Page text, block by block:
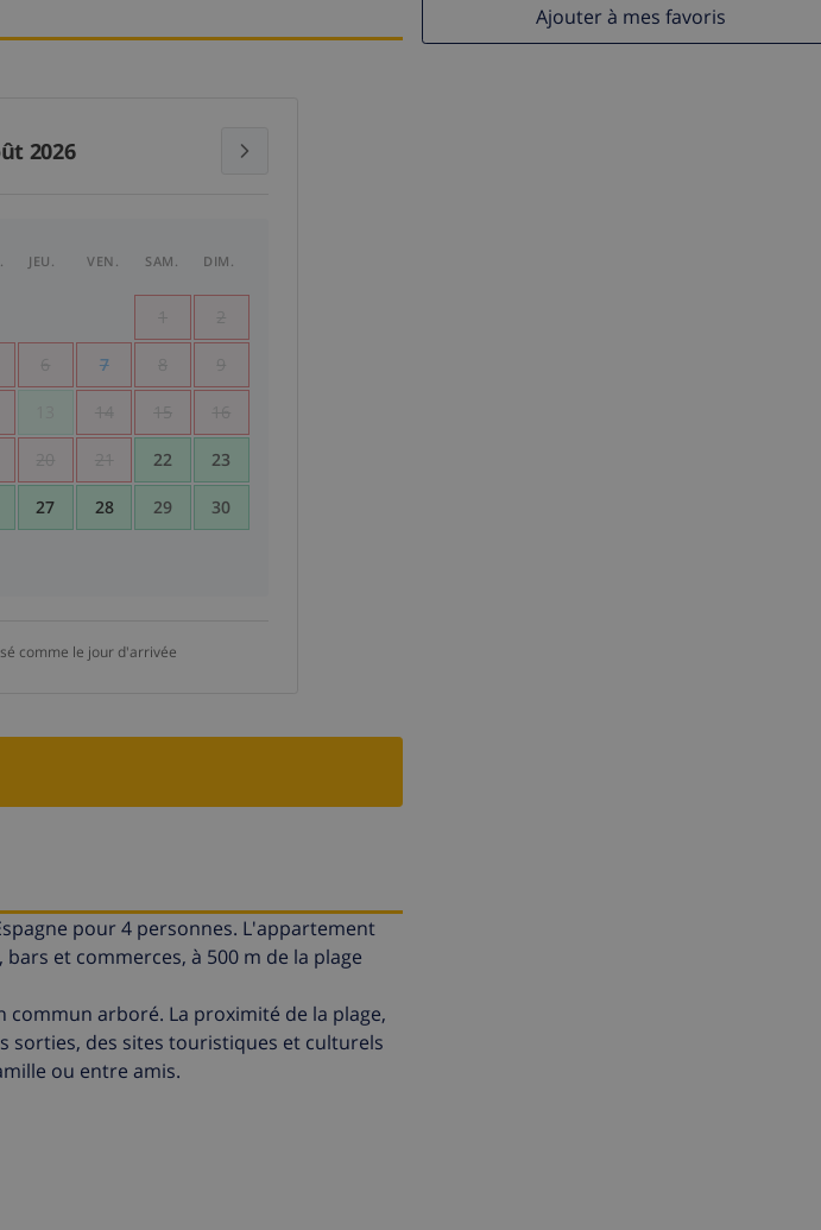
Ajouter à mes favoris
2026
JEU. VEN. SAM. DIM.
1 2
6 7 8 9
14 15 16
20 21 22 23
27 28 29 30
comme le jour d'arrivée
pour 4 personnes. L'appartement
et commerces, à 500 m de la plage
arboré. La proximité de la plage,
sorties, des sites touristiques et culturels
ou entre amis.